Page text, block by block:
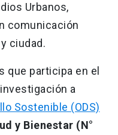
Urbanos,
comunicación
y ciudad.
que participa en el
a
Sostenible (ODS)
y Bienestar (N°